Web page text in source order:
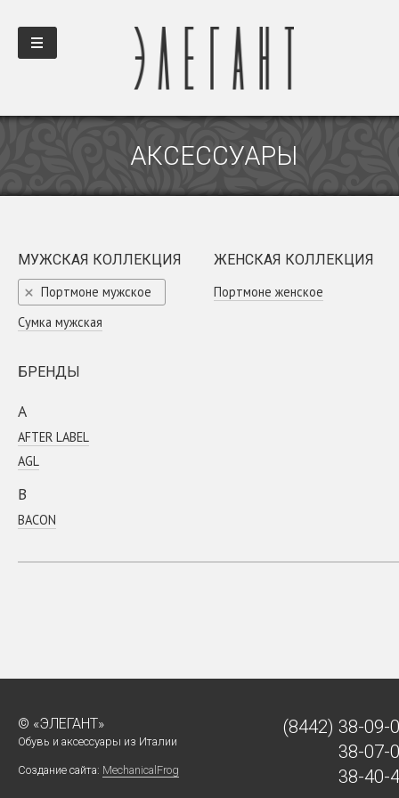
АКСЕССУАРЫ
МУЖСКАЯ КОЛЛЕКЦИЯ
Портмоне мужское
Сумка мужская
ЖЕНСКАЯ КОЛЛЕКЦИЯ
Портмоне женское
БРЕНДЫ
A
AFTER LABEL
AGL
B
BACON
Ballin
Coсcinelle
DIEGO M
E
© «ЭЛЕГАНТ»
Обувь и аксессуары из Италии
Создание сайта: MechanicalFrog
(8442) 38-09-
38-07-
38-40-